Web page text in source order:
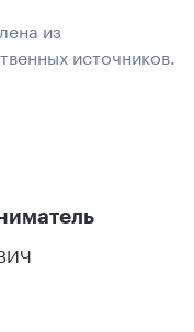
из
источников.